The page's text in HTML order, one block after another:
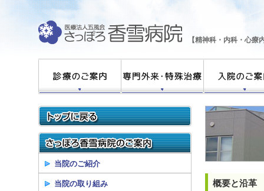
【精神科・内科・心療
当院のご紹介
当院の取り組み 概要と沿革